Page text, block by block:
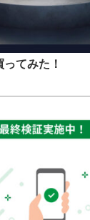
てみた！